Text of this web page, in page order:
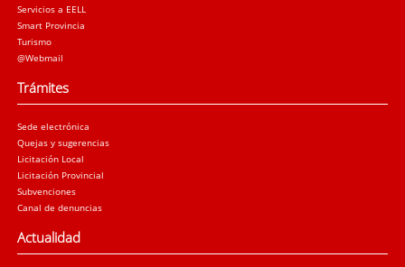
Servicios a EELL
Smart Provincia
Turismo
@Webmail
Trámites
Sede electrónica
Quejas y sugerencias
Licitación Local
Licitación Provincial
Subvenciones
Canal de denuncias
Actualidad